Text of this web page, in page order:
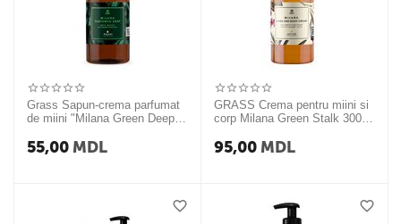
Grass Sapun-crema parfumat
de miini "Milana Green Deep"
55,00 MDL
GRASS Crema pentru miini si
corp Milana Green Stalk 300
95,00 MDL